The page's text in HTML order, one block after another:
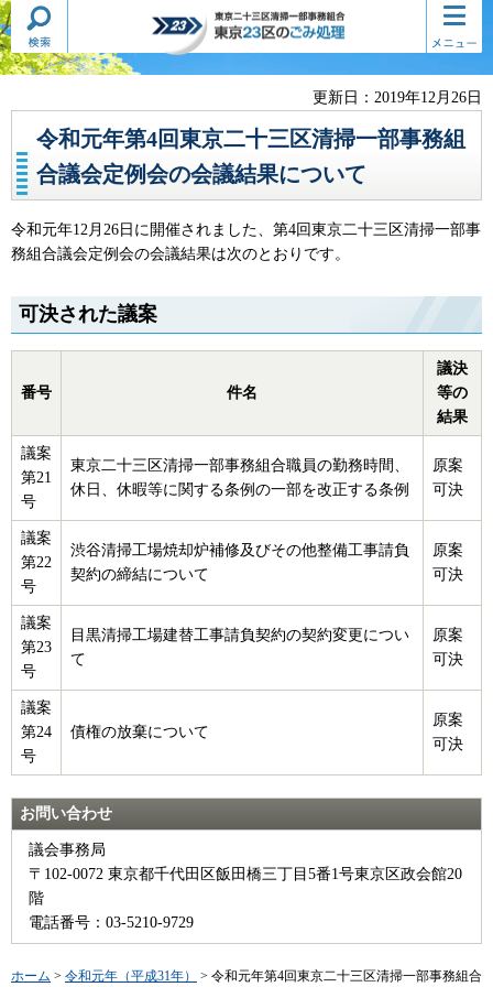
東京二十三区清掃一部事務組合
東京23区のごみ処理
検索・
共通メ
ニュー
コンテ
ンツメ
ニュー
更新日：2019年12月26日
令和元年第4回東京二十三区清掃一部事務組
合議会定例会の会議結果について
令和元年12月26日に開催されました、第4回東京二十三区清掃一部事
務組合議会定例会の会議結果は次のとおりです。
可決された議案
番号 件名
議決
等の
結果
議案
第21
号
東京二十三区清掃一部事務組合職員の勤務時間、
休日、休暇等に関する条例の一部を改正する条例
原案
可決
議案
第22
号
渋谷清掃工場焼却炉補修及びその他整備工事請負
契約の締結について
原案
可決
議案
第23
号
目黒清掃工場建替工事請負契約の契約変更につい
て
原案
可決
議案
第24
号
債権の放棄について
原案
可決
お問い合わせ
議会事務局
〒102-0072 東京都千代田区飯田橋三丁目5番1号東京区政会館20
階
電話番号：03-5210-9729
ホーム > 令和元年（平成31年） > 令和元年第4回東京二十三区清掃一部事務組合